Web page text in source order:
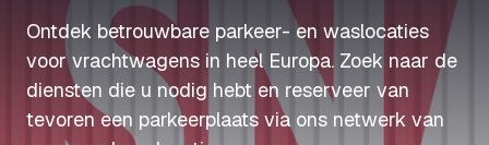
Ontdek betrouwbare parkeer- en waslocaties
voor vrachtwagens in heel Europa. Zoek naar de
diensten die u nodig hebt en reserveer van
tevoren een parkeerplaats via ons netwerk van